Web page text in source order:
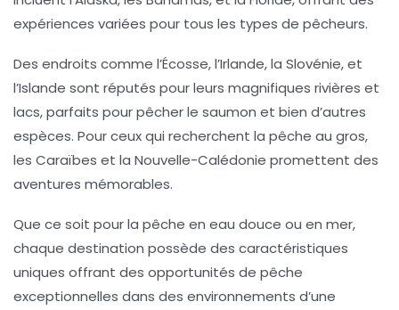
expériences variées pour tous les types de pêcheurs.
Des endroits comme l’Écosse, l’Irlande, la Slovénie, et
l’Islande sont réputés pour leurs magnifiques rivières et
lacs, parfaits pour pêcher le saumon et bien d’autres
espèces. Pour ceux qui recherchent la pêche au gros,
les Caraïbes et la Nouvelle-Calédonie promettent des
aventures mémorables.
Que ce soit pour la pêche en eau douce ou en mer,
chaque destination possède des caractéristiques
uniques offrant des opportunités de pêche
exceptionnelles dans des environnements d’une